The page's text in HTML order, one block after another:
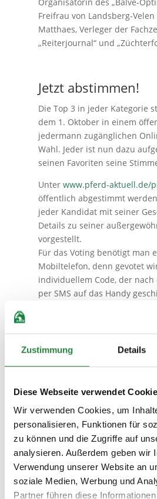
Zustimmung Details
Diese Webseite verwendet
Wir verwenden Cookies, um
personalisieren, Funktionen für
zu können und die Zugriffe auf
analysieren. Außerdem geben wir
Verwendung unserer Website an
soziale Medien, Werbung und
Partner führen diese
Freifrau von Landsberg-
Matthaes, Verleger der
„Reiterjournal“ und
Jetzt abstimmen!
Die Top 3 in jeder Kategorie
dem 1. Oktober in einem
jedermann zugänglichen
Wahl. Jeder ist nun dazu
seinen Favoriten seine
Unter www.pferd-aktuell.de/
öffentlich abgestimmt
jeder Kandidat mit seiner
Details zu seiner
vorgestellt.
Für das Voting benötigt man
Mobiltelefon, denn gevotet
individuellem Code, der
per SMS auf das Handy
Person kann nur einmal am
und in jeder der drei
späteres, wiederholtes
möglich.
Abgestimmt werden kann bis
live verfolgen, welcher
Ranking mit den meisten
Ende steht dann pro
fest.
Feierliche